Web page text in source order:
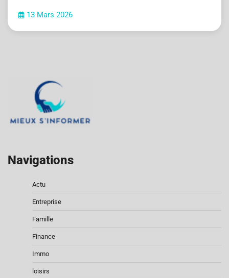
13 Mars 2026
Navigations
Actu
Entreprise
Famille
Finance
Immo
loisirs